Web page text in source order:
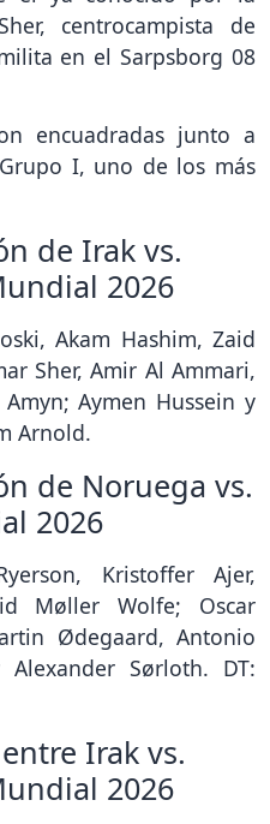
centrocampista de
en el Sarpsborg 08
encuadradas junto a
I, uno de los más
de Irak vs.
2026
Akam Hashim, Zaid
Sher, Amir Al Ammari,
Aymen Hussein y
Arnold.
de Noruega vs.
2026
Kristoffer Ajer,
Møller Wolfe; Oscar
Ødegaard, Antonio
Sørloth. DT:
Irak vs.
2026